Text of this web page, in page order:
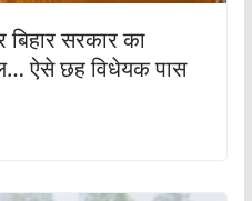
सरकार का
ऐसे छह विधेयक पास